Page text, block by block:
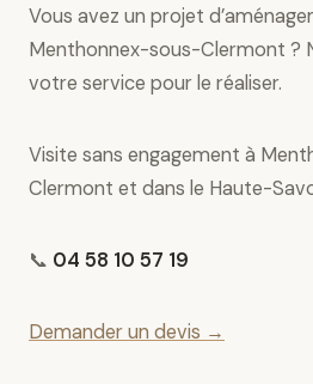
Vous avez un projet
Menthonnex-sous-Clermont ?
votre service pour le réaliser.
Visite sans engagement à
Clermont et dans le Haute-
📞 04 58 10 57 19
Demander un devis →